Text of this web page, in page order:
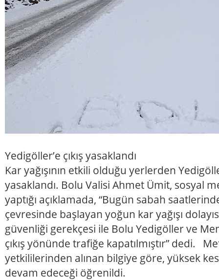
Yedigöller’e çıkış yasaklandı
Kar yağışının etkili olduğu yerlerden
yasaklandı. Bolu Valisi Ahmet Ümit, sosyal
yaptığı açıklamada, “Bugün sabah
çevresinde başlayan yoğun kar yağışı
güvenliği gerekçesi ile Bolu Yedigöller ve
çıkış yönünde trafiğe kapatılmıştır” dedi.
yetkililerinden alınan bilgiye göre, yüksek
devam edeceği öğrenildi.